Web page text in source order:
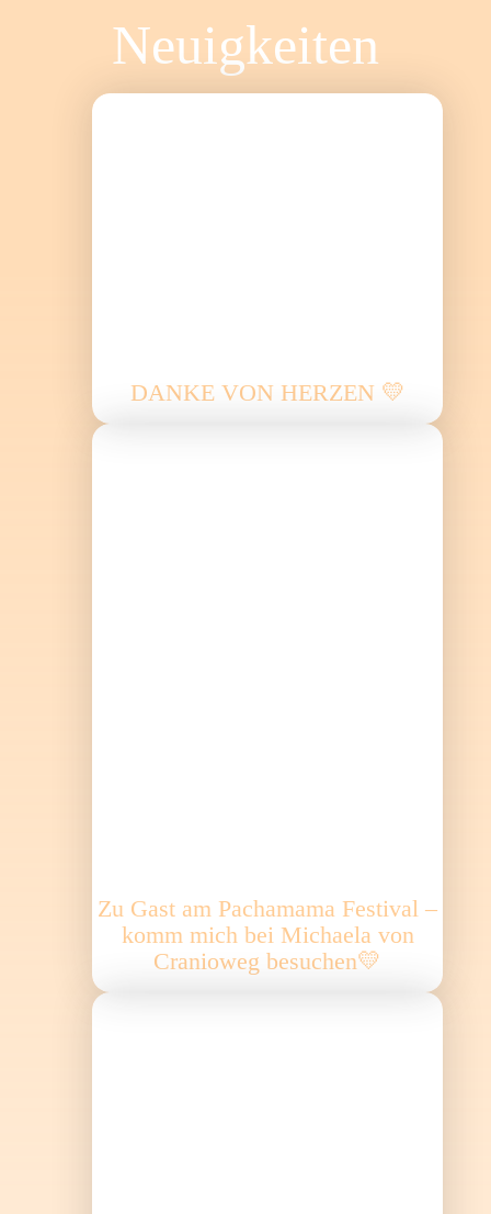
Neuigkeiten
DANKE VON HERZEN 💛
Zu Gast am Pachamama Festival –
komm mich bei Michaela von
Cranioweg besuchen💛